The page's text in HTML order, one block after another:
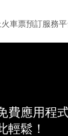
車票預訂服務
費應用程
輕鬆！